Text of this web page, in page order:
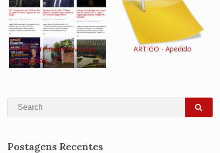
Confira a retrospectiva com
os principais…
ARTIGO - Apedido
Search
Postagens Recentes